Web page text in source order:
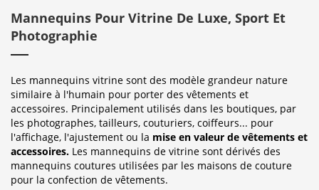
Mannequins Pour Vitrine De Luxe, Sport Et
Photographie
Les mannequins vitrine sont des modèle grandeur nature
similaire à l'humain pour porter des vêtements et
accessoires. Principalement utilisés dans les boutiques, par
les photographes, tailleurs, couturiers, coiffeurs... pour
l'affichage, l'ajustement ou la mise en valeur de vêtements et
accessoires. Les mannequins de vitrine sont dérivés des
mannequins coutures utilisées par les maisons de couture
pour la confection de vêtements.